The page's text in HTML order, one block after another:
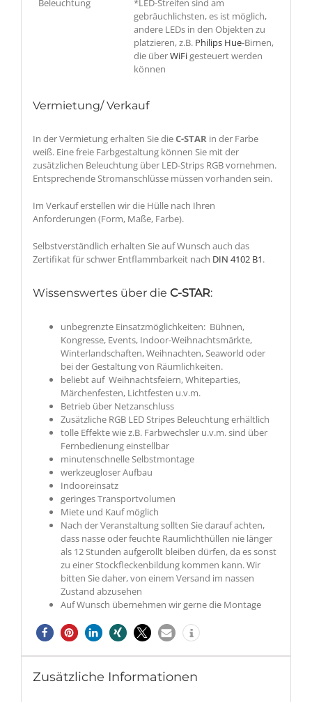
Beleuchtung
*LED-Streifen sind am
gebräuchlichsten, es ist möglich,
andere LEDs in den Objekten zu
platzieren, z.B. Philips Hue-Birnen,
die überWiFigesteuert werden
können
Vermietung/ Verkauf
In der Vermietung erhalten Sie dieC-STARin der Farbe
weiß. Eine freie Farbgestaltung können Sie mit der
zusätzlichen Beleuchtung über LED-Strips RGB vornehmen.
Entsprechende Stromanschlüsse müssen vorhanden sein.
Im Verkauf erstellen wir die Hülle nach Ihren
Anforderungen (Form, Maße, Farbe).
Selbstverständlich erhalten Sie auf Wunsch auch das
Zertifikat für schwer Entflammbarkeit nach DIN 4102 B1.
Wissenswertes über die C-STAR:
unbegrenzte Einsatzmöglichkeiten: Bühnen,
Kongresse, Events, Indoor-Weihnachtsmärkte,
Winterlandschaften, Weihnachten, Seaworld oder
bei der Gestaltung von Räumlichkeiten.
beliebt auf Weihnachtsfeiern, Whiteparties,
Märchenfesten, Lichtfesten u.v.m.
Betrieb über Netzanschluss
Zusätzliche RGB LED Stripes Beleuchtung erhältlich
tolle Effekte wie z.B. Farbwechsler u.v.m. sind über
Fernbedienung einstellbar
minutenschnelle Selbstmontage
werkzeugloser Aufbau
Indooreinsatz
geringes Transportvolumen
Miete und Kauf möglich
Nach der Veranstaltung sollten Sie darauf achten,
dass nasse oder feuchte Raumlichthüllen nie länger
als 12 Stunden aufgerollt bleiben dürfen, da es sonst
zu einer Stockfleckenbildung kommen kann. Wir
bitten Sie daher, von einem Versand im nassen
Zustand abzusehen
Auf Wunsch übernehmen wir gerne die Montage
Zusätzliche Informationen